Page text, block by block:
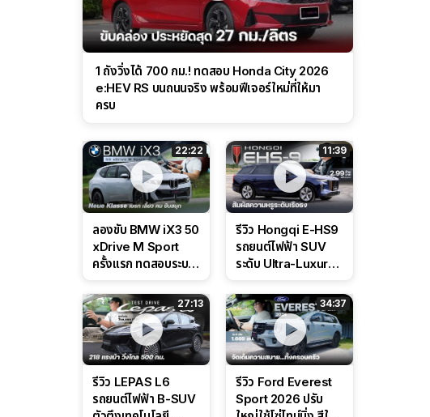
1 ถังวิ่งได้ 700 กม.! ทดสอบ Honda City 2026
e:HEV RS บนถนนจริง พร้อมฟีเจอร์ใหม่ที่ให้มา
ครบ
22:22
ลองขับ BMW iX3 50
xDrive M Sport
ครั้งแรก ทดสอบระบบ
Performance แบบ
จัดเต็มในสนาม
11:39
รีวิว Hongqi E-HS9
รถยนต์ไฟฟ้า SUV
ระดับ Ultra-Luxury
CDC นุ่มหนึบเหนือ
ระดับ
27:13
รีวิว LEPAS L6
รถยนต์ไฟฟ้า B-SUV
34:37
รีวิว Ford Everest
Sport 2026 ปรับ